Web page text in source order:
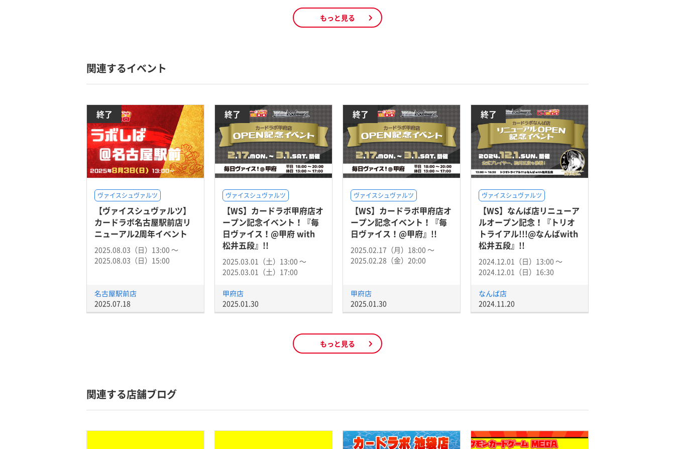
もっと見る
関連するイベント
終了
ヴァイスシュヴァルツ
【ヴァイスシュヴァルツ】
カードラボ名古屋駅前店リ
ニューアル2周年イベント
2025.08.03（日）13:00 〜
2025.08.03（日）15:00
名古屋駅前店
2025.07.18
終了
ヴァイスシュヴァルツ
【WS】カードラボ甲府店オ
ープン記念イベント！『毎
日ヴァイス！@甲府 with
松井五段』!!
2025.03.01（土）13:00 〜
2025.03.01（土）17:00
甲府店
2025.01.30
終了
ヴァイスシュヴァルツ
【WS】カードラボ甲府店オ
ープン記念イベント！『毎
日ヴァイス！@甲府』!!
2025.02.17（月）18:00 〜
2025.02.28（金）20:00
甲府店
2025.01.30
終了
ヴァイスシュヴァルツ
【WS】なんば店リニューア
ルオープン記念！『トリオ
トライアル!!!@なんばwith
松井五段』!!
2024.12.01（日）13:00 〜
2024.12.01（日）16:30
なんば店
2024.11.20
もっと見る
関連する店舗ブログ